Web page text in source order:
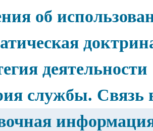
об
деятельности
службы. Связь